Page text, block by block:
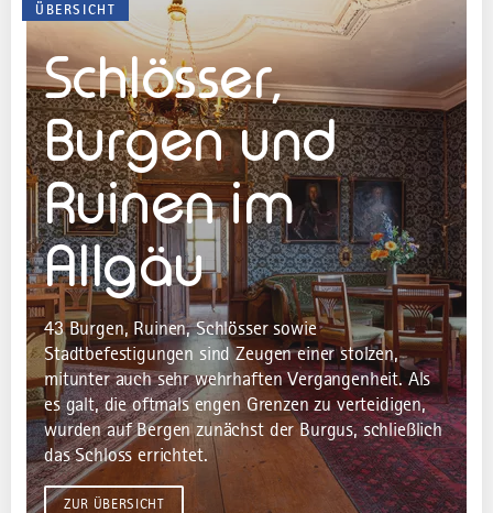
ÜBERSICHT
Schlösser,
Burgen und
Ruinen im
Allgäu
43 Burgen, Ruinen, Schlösser sowie
Stadtbefestigungen sind Zeugen einer stolzen,
mitunter auch sehr wehrhaften Vergangenheit. Als
es galt, die oftmals engen Grenzen zu verteidigen,
wurden auf Bergen zunächst der Burgus, schließlich
das Schloss errichtet.
ZUR ÜBERSICHT